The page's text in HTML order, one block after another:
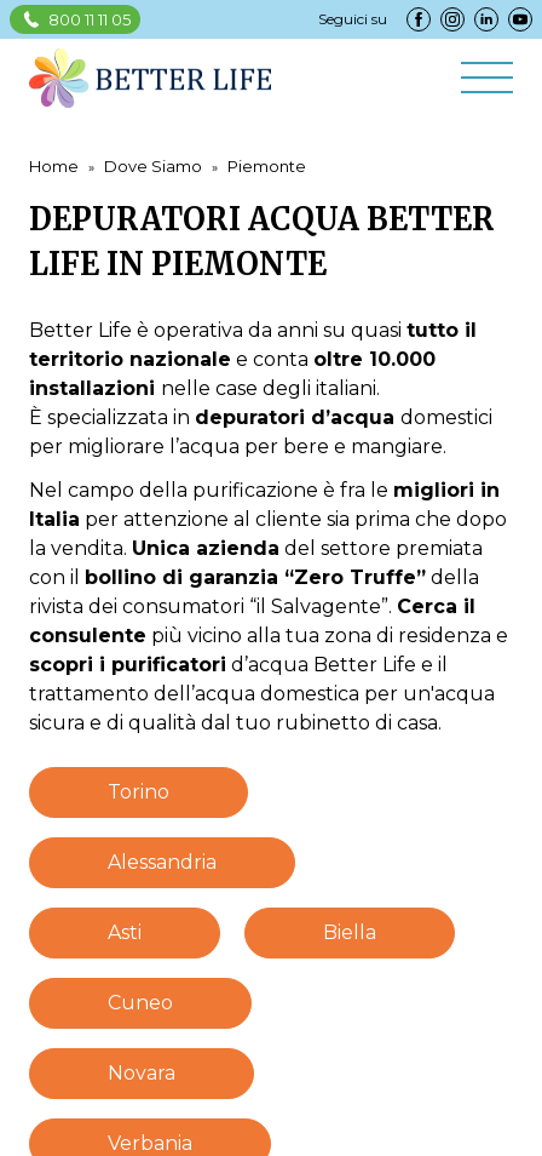
800 11 11 05 Seguici su
Home Dove Siamo Piemonte
DEPURATORI ACQUA BETTER
LIFE IN PIEMONTE
Better Life è operativa da anni su quasi tutto il
territorio nazionale e conta oltre 10.000
installazioni nelle case degli italiani.
È specializzata in depuratori d’acqua domestici
per migliorare l’acqua per bere e mangiare.
Nel campo della purificazione è fra le migliori in
Italia per attenzione al cliente sia prima che dopo
la vendita. Unica azienda del settore premiata
con il bollino di garanzia “Zero Truffe” della
rivista dei consumatori “il Salvagente”. Cerca il
consulente più vicino alla tua zona di residenza e
scopri i purificatori d’acqua Better Life e il
trattamento dell’acqua domestica per un'acqua
sicura e di qualità dal tuo rubinetto di casa.
Torino
Alessandria
Asti Biella
Cuneo
Novara
Verbania